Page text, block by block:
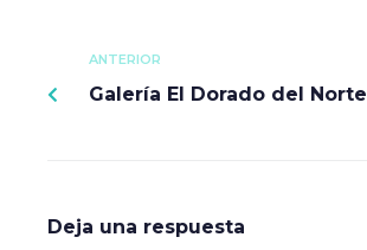
ANTERIOR
Galería El Dorado del Norte
Deja una respuesta